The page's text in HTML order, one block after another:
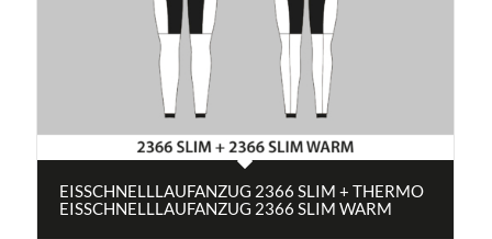
EISSCHNELLLAUFANZUG 2366 SLIM + THERMO
EISSCHNELLLAUFANZUG 2366 SLIM WARM